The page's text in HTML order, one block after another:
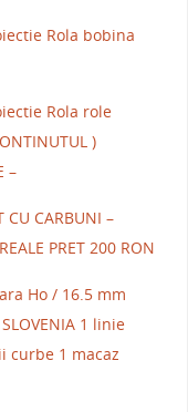
Rola bobina
Rola role
)
–
CU CARBUNI –
PRET 200 RON
Ho / 16.5 mm
1 linie
curbe 1 macaz